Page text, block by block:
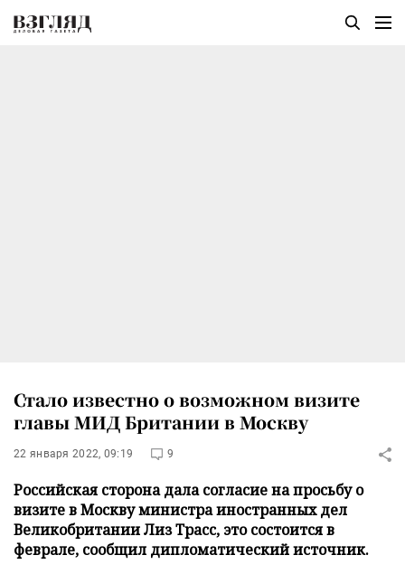
Стало известно о возможном визите
главы МИД Британии в Москву
22 января 2022, 09:19 9
Российская сторона дала согласие на просьбу о
визите в Москву министра иностранных дел
Великобритании Лиз Трасс, это состоится в
феврале, сообщил дипломатический источник.